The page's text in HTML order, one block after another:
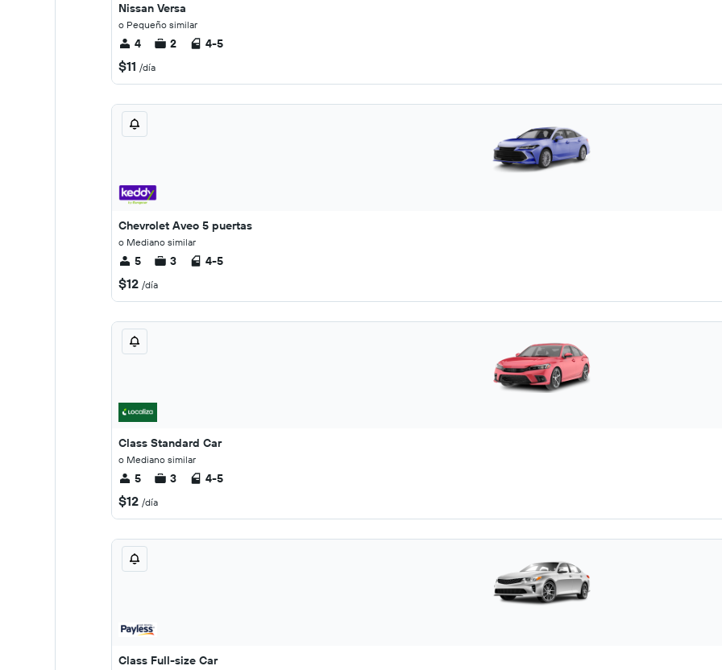
Nissan Versa
o Pequeño similar
4 2 4-5
$11 /día
Chevrolet Aveo 5 puertas
o Mediano similar
5 3 4-5
$12 /día
Class Standard Car
o Mediano similar
5 3 4-5
$12 /día
Class Full-size Car